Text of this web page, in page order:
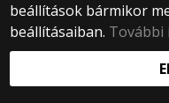
beállítások bármikor
beállításaiban. További